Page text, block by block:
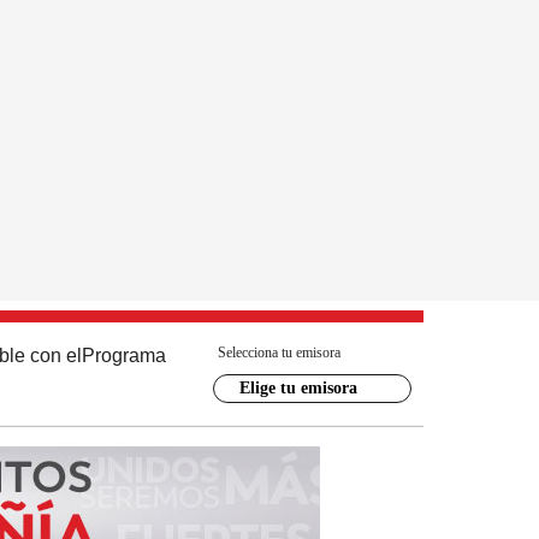
con el Programa Selecciona tu emisora
Elige tu emisora